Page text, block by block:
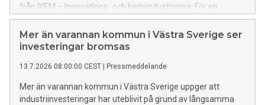
från IKEM – Innovations- och kemiindustrierna. För en
växande kunskaps- och industriregion som Uppsala är
tillgång till el, infrastruktur och effektiva tillståndsprocesser
avgörande för fortsatt utveckling.
Mer än varannan kommun i Västra Sverige ser
investeringar bromsas
13.7.2026 08:00:00 CEST Pressmeddelande
Mer än varannan kommun i Västra Sverige uppger att
industriinvesteringar har uteblivit på grund av långsamma